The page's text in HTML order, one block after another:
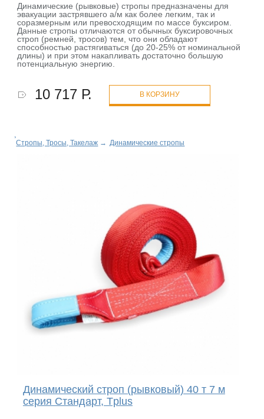
Динамические (рывковые) стропы предназначены для
эвакуации застрявшего а/м как более легким, так и
соразмерным или превосходящим по массе буксиром.
Данные стропы отличаются от обычных буксировочных
строп (ремней, тросов) тем, что они обладают
способностью растягиваться (до 20-25% от номинальной
длины) и при этом накапливать достаточно большую
потенциальную энергию.
10 717 Р. В КОРЗИНУ
Стропы, Тросы, Такелаж → Динамические стропы
Динамический строп (рывковый) 40 т 7 м
серия Стандарт, Tplus